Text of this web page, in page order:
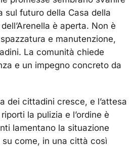
sul futuro della Casa della
è aperta. Non è
e manutenzione,
La comunità chiede
e un impegno concreto da
dei cittadini cresce, e l’attesa
la pulizia e l’ordine è
lamentano la situazione
come, in una città così